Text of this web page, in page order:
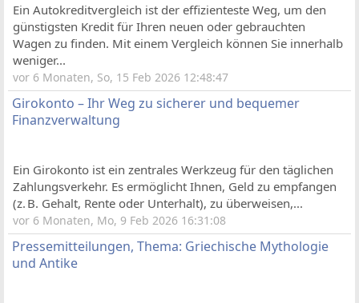
Ein Autokreditvergleich ist der effizienteste Weg, um den
günstigsten Kredit für Ihren neuen oder gebrauchten
Wagen zu finden. Mit einem Vergleich können Sie innerhalb
weniger...
vor 6 Monaten, So, 15 Feb 2026 12:48:47
Girokonto – Ihr Weg zu sicherer und bequemer
Finanzverwaltung
Ein Girokonto ist ein zentrales Werkzeug für den täglichen
Zahlungsverkehr. Es ermöglicht Ihnen, Geld zu empfangen
(z. B. Gehalt, Rente oder Unterhalt), zu überweisen,...
vor 6 Monaten, Mo, 9 Feb 2026 16:31:08
Pressemitteilungen, Thema: Griechische Mythologie
und Antike